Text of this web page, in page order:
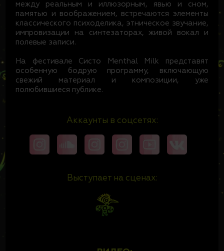
между реальным и иллюзорным, явью и сном,
памятью и воображением, встречаются элементы
классического психоделика, этническое звучание,
импровизации на синтезаторах, живой вокал и
полевые записи.
На фестивале Систо Menthal Milk представят
особенную бодрую программу, включающую
свежий материал и композиции, уже
полюбившиеся публике.
Аккаунты в соцсетях:
Выступает на сценах: